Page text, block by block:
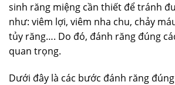
sinh răng miệng cần thiết để tránh
như: viêm lợi, viêm nha chu, chảy
tủy răng…. Do đó, đánh răng đúng
quan trọng.
Dưới đây là các bước đánh răng